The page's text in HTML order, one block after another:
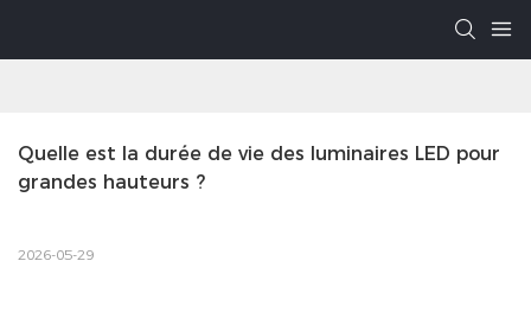
Quelle est la durée de vie des luminaires LED pour
grandes hauteurs ?
2026-05-29